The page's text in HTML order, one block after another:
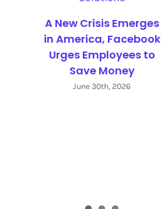
A New Crisis Emerges
in America, Facebook
Urges Employees to
Save Money
June 30th, 2026